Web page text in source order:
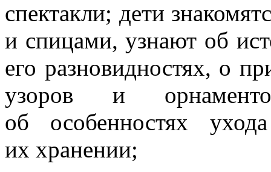
спектакли; дети
и спицами, узнают об
его разновидностях, о
узоров и
об особенностях
их хранении;